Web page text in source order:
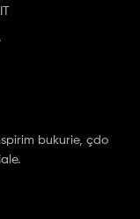
bukurie, çdo